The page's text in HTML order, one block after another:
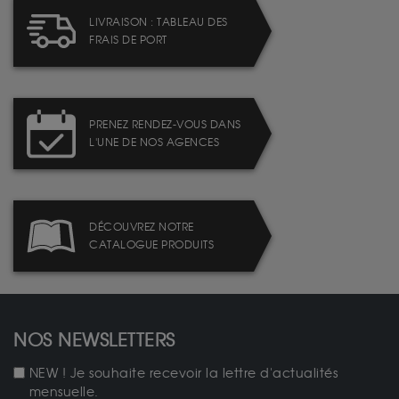
LIVRAISON : TABLEAU DES
FRAIS DE PORT
PRENEZ RENDEZ-VOUS DANS
L'UNE DE NOS AGENCES
DÉCOUVREZ NOTRE
CATALOGUE PRODUITS
NOS NEWSLETTERS
NEW ! Je souhaite recevoir la lettre d'actualités
mensuelle.